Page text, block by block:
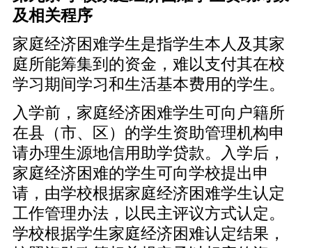
及相关程序
家庭经济困难学生是指学生本人及其家
庭所能筹集到的资金，难以支付其在校
学习期间学习和生活基本费用的学生。
入学前，家庭经济困难学生可向户籍所
在县（市、区）的学生资助管理机构申
请办理生源地信用助学贷款。入学后，
家庭经济困难的学生可向学校提出申
请，由学校根据家庭经济困难学生认定
工作管理办法，以民主评议方式认定。
学校根据学生家庭经济困难认定结果，